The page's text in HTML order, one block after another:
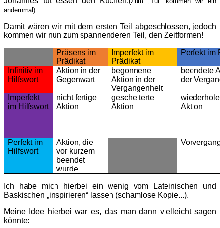
andernmal)
Damit wären wir mit dem ersten Teil abgeschlossen, jedoch
kommen wir nun zum spannenderen Teil, den Zeitformen!
Präsens im
Prädikat
Imperfekt im
Prädikat
Perfekt im
Infinitiv im
Hilfswort
Aktion in der
Gegenwart
begonnene
Aktion in der
Vergangenheit
beendete
der
Imperfekt
im Hilfswort
nicht fertige
Aktion
gescheiterte
Aktion
Aktion
Perfekt im
Hilfswort
Aktion, die
vor kurzem
beendet
wurde
Ich habe mich hierbei ein wenig vom Lateinischen und
Baskischen „inspirieren“ lassen (schamlose Kopie...).
Meine Idee hierbei war es, das man dann vielleicht sagen
könnte: